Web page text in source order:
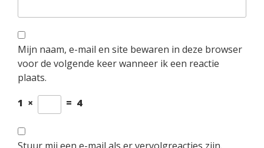
Mijn naam, e-mail en site bewaren in deze browser
voor de volgende keer wanneer ik een reactie
plaats.
1 × = 4